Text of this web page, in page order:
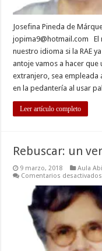
Josefina Pineda de
jopima9@hotmail.com El
nuestro idioma si la RAE
antoje vamos a hacer
extranjero, sea empleada
en la pedantería al usar
Leer artículo completo
Rebuscar: un
9 marzo, 2018 Aula
Comentarios desactivados